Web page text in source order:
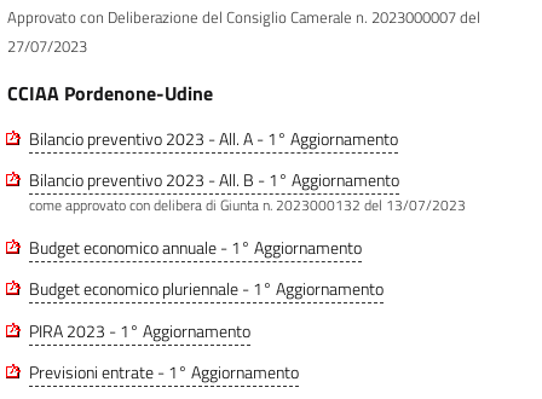
Approvato con Deliberazione del Consiglio Camerale n. 2023000007 del
27/07/2023
CCIAA Pordenone-Udine
Bilancio preventivo 2023 - All. A - 1° Aggiornamento
Bilancio preventivo 2023 - All. B - 1° Aggiornamento
come approvato con delibera di Giunta n. 2023000132 del 13/07/2023
Budget economico annuale - 1° Aggiornamento
Budget economico pluriennale - 1° Aggiornamento
PIRA 2023 - 1° Aggiornamento
Previsioni entrate - 1° Aggiornamento